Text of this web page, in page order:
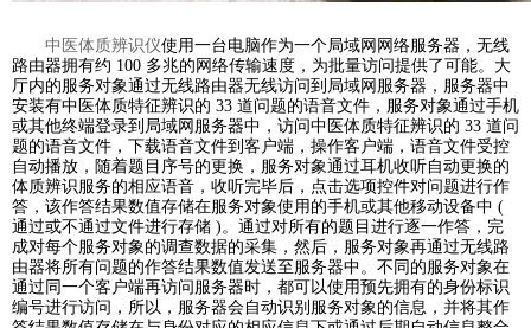
中医体质辨识仪使用一台电脑作为一个局域网网络服务器，无线
路由器拥有约 100 多兆的网络传输速度，为批量访问提供了可能。大
厅内的服务对象通过无线路由器无线访问到局域网服务器，服务器中
安装有中医体质特征辨识的 33 道问题的语音文件，服务对象通过手机
或其他终端登录到局域网服务器中，访问中医体质特征辨识的 33 道问
题的语音文件，下载语音文件到客户端，操作客户端，语音文件受控
自动播放，随着题目序号的更换，服务对象通过耳机收听自动更换的
体质辨识服务的相应语音，收听完毕后，点击选项控件对问题进行作
答，该作答结果数值存储在服务对象使用的手机或其他移动设备中 (
通过或不通过文件进行存储 )。通过对所有的题目进行逐一作答，完
成对每个服务对象的调查数据的采集，然后，服务对象再通过无线路
由器将所有问题的作答结果数值发送至服务器中。不同的服务对象在
通过同一个客户端再访问服务器时，都可以使用预先拥有的身份标识
编号进行访问，所以，服务器会自动识别服务对象的信息，并将其作